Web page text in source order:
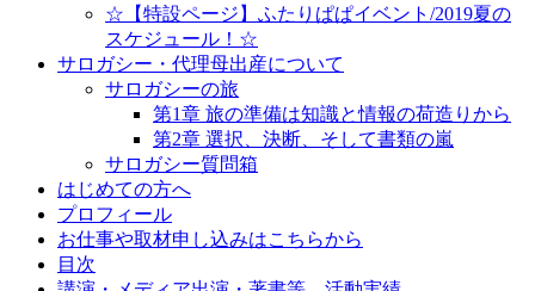
☆【特設ページ】ふたりぱぱイベント/2019夏の
スケジュール！☆
サロガシー・代理母出産について
サロガシーの旅
第1章 旅の準備は知識と情報の荷造りから
第2章 選択、決断、そして書類の嵐
サロガシー質問箱
はじめての方へ
プロフィール
お仕事や取材申し込みはこちらから
目次